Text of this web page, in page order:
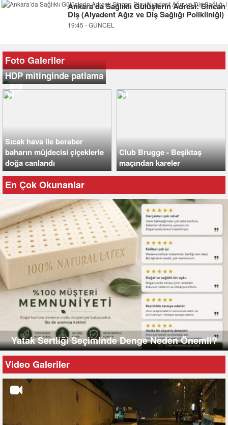
Ankara’da Sağlıklı Gülüşlerin Adresi: Sincan
Diş (Alyadent Ağız ve Diş Sağlığı Polikliniği)
19:45 - GÜNCEL
Foto Galeriler
HDP mitinginde patlama
Sıcak hava ile beraber
baharın müjdecisi çiçeklerle
doğa canlandı
Club Brugge - Beşiktaş
maçından kareler
En Çok Okunanlar
Yatak Sertliği Seçiminde Denge Neden Önemli?
Video Galeriler